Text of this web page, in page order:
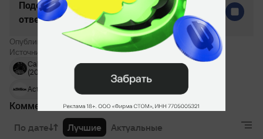
Поделитесь c миром своим
ответом
Опубликовано:
Константин Семёнов
Источник:
Call of Duty: Modern Warfare 2
(2022)
Infinity
Ward
Activision
Происшествия
Комментарии
По дате Лучшие Актуальные